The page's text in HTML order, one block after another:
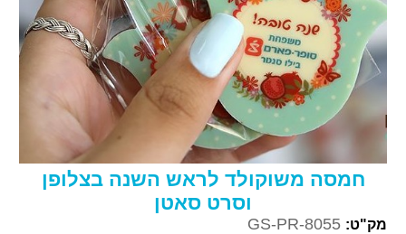
חמסה משוקולד לראש השנה בצלופן
וסרט סאטן
מק"ט: GS-PR-8055